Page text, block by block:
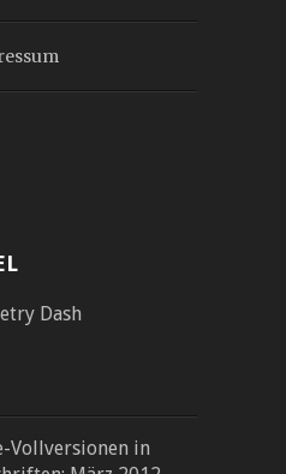
Dash
Vollversionen in